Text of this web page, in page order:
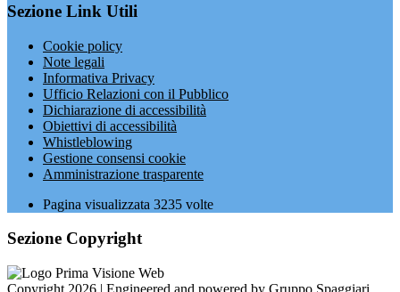
Sezione Link Utili
Cookie policy
Note legali
Informativa Privacy
Ufficio Relazioni con il Pubblico
Dichiarazione di accessibilità
Obiettivi di accessibilità
Whistleblowing
Gestione consensi cookie
Amministrazione trasparente
Pagina visualizzata 3235 volte
Sezione Copyright
Copyright 2026 | Engineered and powered by Gruppo Spaggiari